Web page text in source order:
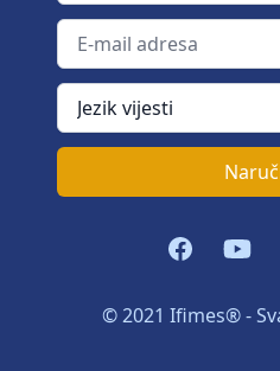
E-mail adresa
Jezik vijesti
Facebook
© 2021 Ifimes® -